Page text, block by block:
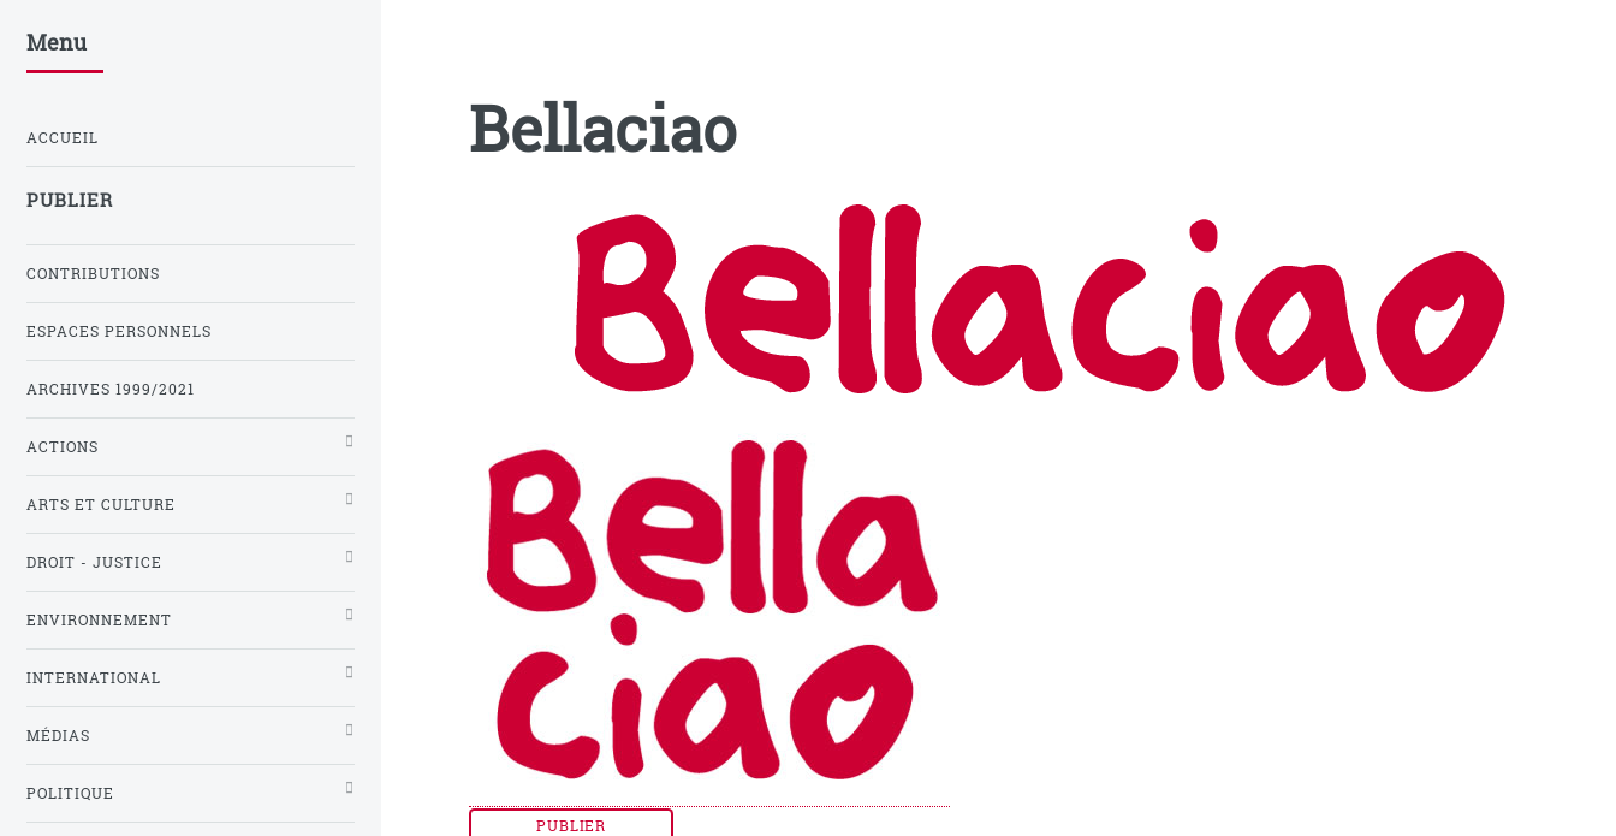
Bellaciao
PUBLIER
Menu
ACCUEIL
PUBLIER
CONTRIBUTIONS
ESPACES PERSONNELS
ARCHIVES 1999/2021
ACTIONS
ARTS ET CULTURE
DROIT - JUSTICE
ENVIRONNEMENT
INTERNATIONAL
MÉDIAS
POLITIQUE